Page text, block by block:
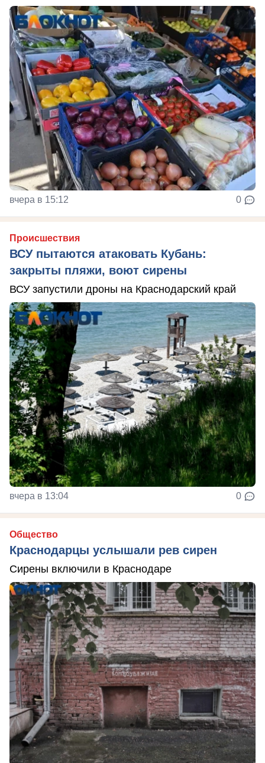
вчера в 15:12 0
Происшествия
ВСУ пытаются атаковать Кубань:
закрыты пляжи, воют сирены
ВСУ запустили дроны на Краснодарский край
вчера в 13:04 0
Общество
Краснодарцы услышали рев сирен
Сирены включили в Краснодаре